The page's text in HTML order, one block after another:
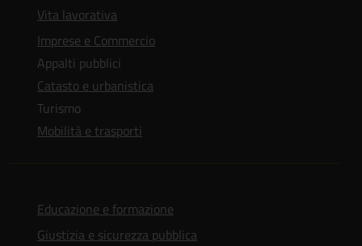
Vita lavorativa
Imprese e Commercio
Appalti pubblici
Catasto e urbanistica
Turismo
Mobilità e trasporti
Educazione e formazione
Giustizia e sicurezza pubblica